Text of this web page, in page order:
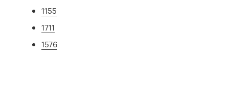
1155
1711
1576